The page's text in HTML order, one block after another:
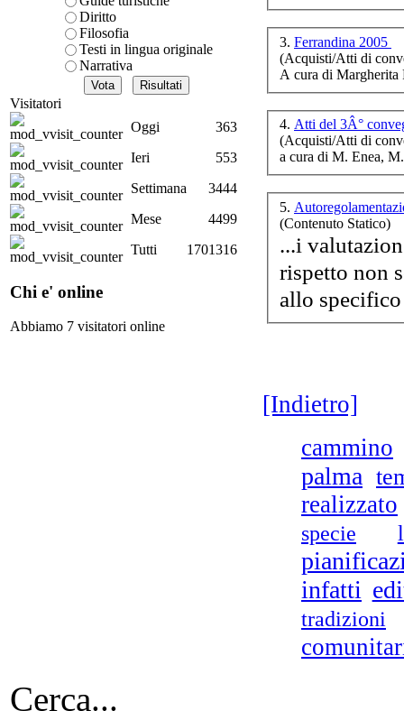
Il
Diritto
Filosofia
Testi in lingua originale
Narrativa
Visitatori
Oggi
363
Ieri
553
Settimana
3444
Mese
4499
Tutti
1701316
Chi e' online
Abbiamo 7 visitatori online
3. Ferrandina 2005
(Acquisti/Atti di
A cura di
4. Atti del 3Â°
(Acquisti/Atti di
a cura di M. Enea,
5.
(Contenuto Statico)
...i
rispetto non
allo
[Indietro]
cammino
palma
realizzato
specie
infatti
tradizioni
Cerca...